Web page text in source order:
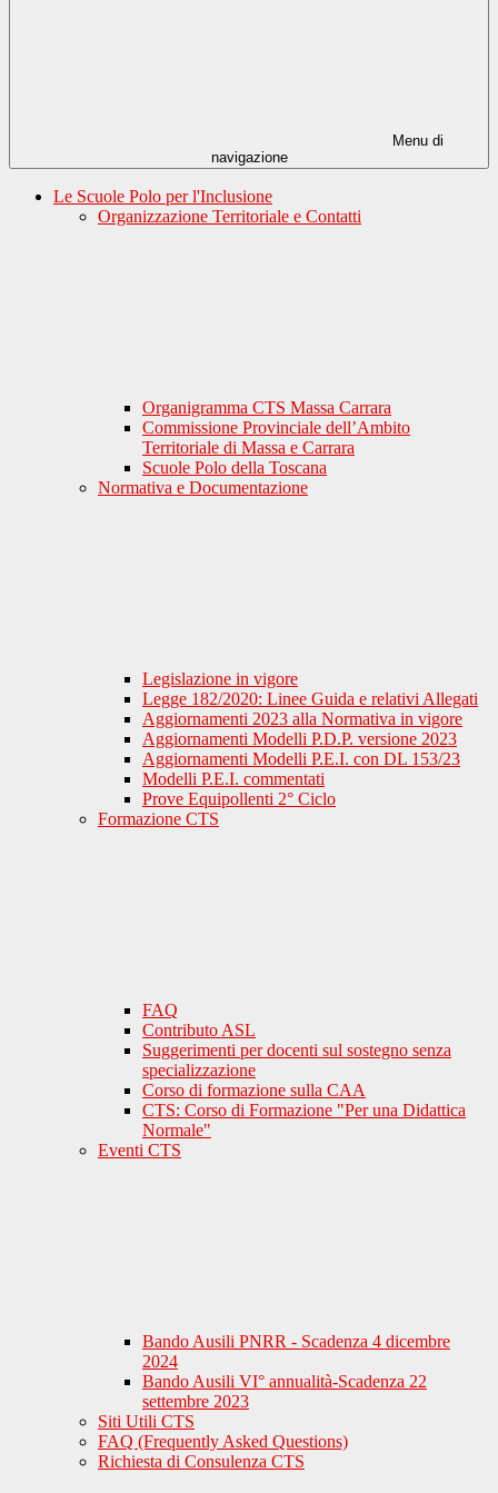
Menu di
navigazione
Le Scuole Polo per l'Inclusione
Organizzazione Territoriale e Contatti
Organigramma CTS Massa Carrara
Commissione Provinciale dell’Ambito
Territoriale di Massa e Carrara
Scuole Polo della Toscana
Normativa e Documentazione
Legislazione in vigore
Legge 182/2020: Linee Guida e relativi Allegati
Aggiornamenti 2023 alla Normativa in vigore
Aggiornamenti Modelli P.D.P. versione 2023
Aggiornamenti Modelli P.E.I. con DL 153/23
Modelli P.E.I. commentati
Prove Equipollenti 2° Ciclo
Formazione CTS
FAQ
Contributo ASL
Suggerimenti per docenti sul sostegno senza
specializzazione
Corso di formazione sulla CAA
CTS: Corso di Formazione "Per una Didattica
Normale"
Eventi CTS
Bando Ausili PNRR - Scadenza 4 dicembre
2024
Bando Ausili VI° annualità-Scadenza 22
settembre 2023
Siti Utili CTS
FAQ (Frequently Asked Questions)
Richiesta di Consulenza CTS